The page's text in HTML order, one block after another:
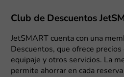
Club de Descuentos
JetSMART cuenta con una
Descuentos, que ofrece
equipaje y otros servicios. La
permite ahorrar en cada